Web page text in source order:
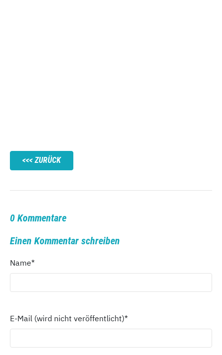
ZURÜCK
0 Kommentare
Einen Kommentar schreiben
Name*
E-Mail (wird nicht veröffentlicht)*